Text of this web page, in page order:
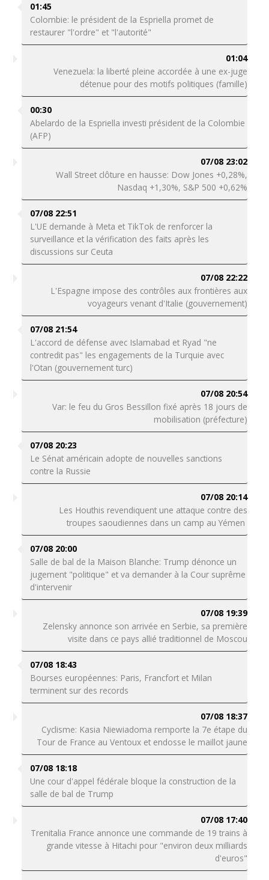
01:45
Colombie: le président de la Espriella promet de
restaurer "l'ordre" et "l'autorité"
01:04
Venezuela: la liberté pleine accordée à une ex-juge
détenue pour des motifs politiques (famille)
00:30
Abelardo de la Espriella investi président de la Colombie
(AFP)
07/08 23:02
Wall Street clôture en hausse: Dow Jones +0,28%,
Nasdaq +1,30%, S&P 500 +0,62%
07/08 22:51
L'UE demande à Meta et TikTok de renforcer la
surveillance et la vérification des faits après les
discussions sur Ceuta
07/08 22:22
L'Espagne impose des contrôles aux frontières aux
voyageurs venant d'Italie (gouvernement)
07/08 21:54
L'accord de défense avec Islamabad et Ryad "ne
contredit pas" les engagements de la Turquie avec
l'Otan (gouvernement turc)
07/08 20:54
Var: le feu du Gros Bessillon fixé après 18 jours de
mobilisation (préfecture)
07/08 20:23
Le Sénat américain adopte de nouvelles sanctions
contre la Russie
07/08 20:14
Les Houthis revendiquent une attaque contre des
troupes saoudiennes dans un camp au Yémen
07/08 20:00
Salle de bal de la Maison Blanche: Trump dénonce un
jugement "politique" et va demander à la Cour suprême
d'intervenir
07/08 19:39
Zelensky annonce son arrivée en Serbie, sa première
visite dans ce pays allié traditionnel de Moscou
07/08 18:43
Bourses européennes: Paris, Francfort et Milan
terminent sur des records
07/08 18:37
Cyclisme: Kasia Niewiadoma remporte la 7e étape du
Tour de France au Ventoux et endosse le maillot jaune
07/08 18:18
Une cour d'appel fédérale bloque la construction de la
salle de bal de Trump
07/08 17:40
Trenitalia France annonce une commande de 19 trains à
grande vitesse à Hitachi pour "environ deux milliards
d'euros"